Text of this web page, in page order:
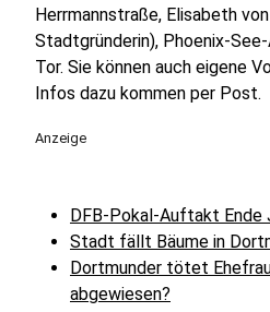
Herrmannstraße, Elisabeth
Stadtgründerin), Phoenix-
Tor. Sie können auch eigene
Infos dazu kommen per Post.
Anzeige
DFB-Pokal-Auftakt Ende
Stadt fällt Bäume in
Dortmunder tötet
abgewiesen?